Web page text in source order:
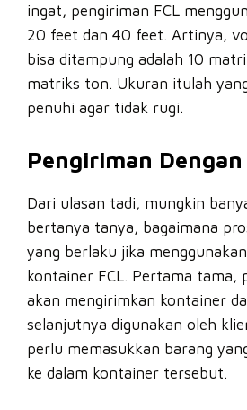
ingat, pengiriman FCL
20 feet dan 40 feet. Artinya,
bisa ditampung adalah 10
matriks ton. Ukuran itulah
penuhi agar tidak rugi.
Pengiriman Dengan
Dari ulasan tadi, mungkin
bertanya tanya, bagaimana
yang berlaku jika
kontainer FCL. Pertama tama,
akan mengirimkan kontainer
selanjutnya digunakan oleh
perlu memasukkan barang
ke dalam kontainer tersebut.